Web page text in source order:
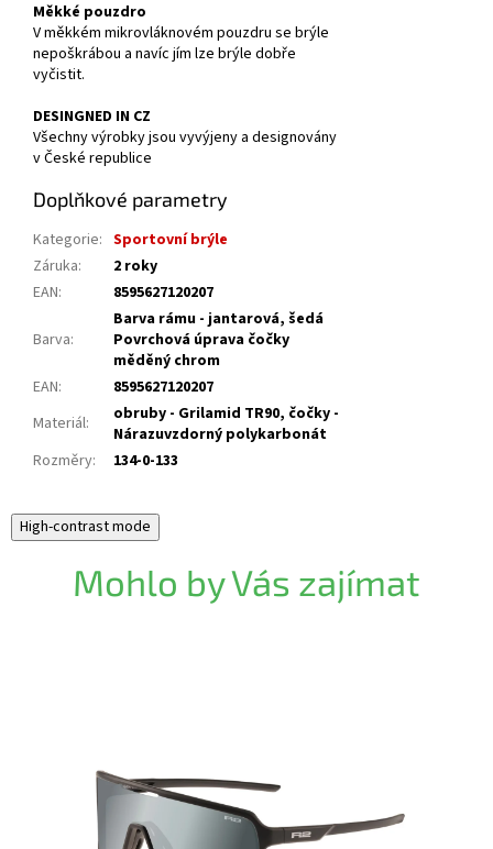
Měkké pouzdro
V měkkém mikrovláknovém pouzdru se brýle
nepoškrábou a navíc jím lze brýle dobře
vyčistit.
DESINGNED IN CZ
Všechny výrobky jsou vyvýjeny a designovány
v České republice
Doplňkové parametry
Kategorie: Sportovní brýle
Záruka:
2 roky
EAN: 8595627120207
Barva:
Barva rámu - jantarová, šedá
Povrchová úprava čočky
měděný chrom
EAN:
8595627120207
Materiál:
obruby - Grilamid TR90, čočky -
Nárazuvzdorný polykarbonát
Rozměry: 134-0-133
High-contrast mode
Mohlo by Vás zajímat